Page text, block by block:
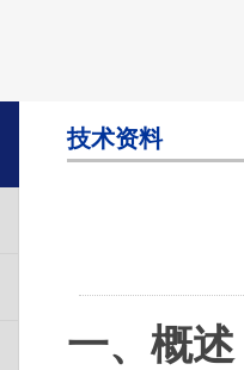
技术资料
一、概述